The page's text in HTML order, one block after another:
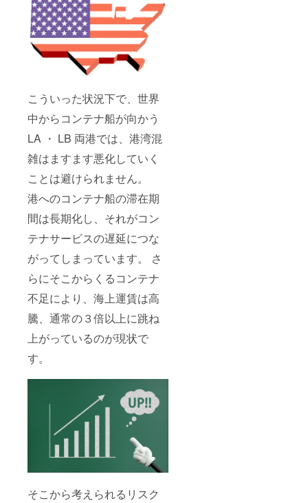
こういった状況下で、世界
中からコンテナ船が向かう
LA ・ LB 両港では、港湾混
雑はますます悪化していく
ことは避けられません。
港へのコンテナ船の滞在期
間は⻑期化し、それがコン
テナサービスの遅延につな
がってしまっています。 さ
らにそこからくるコンテナ
不⾜により、海上運賃は⾼
騰、通常の３倍以上に跳ね
上がっているのが現状で
す。
そこから考えられるリスク